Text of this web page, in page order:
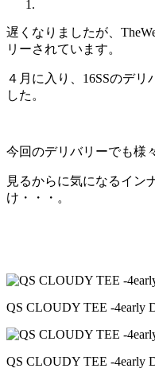
遅くなりましたが、
リーされています。
４月に入り、16SSのデ
した。
今回のデリバリーでも様
見るからに気になるイン
け・・・。
QS CLOUDY TEE -4early
QS CLOUDY TEE -4early